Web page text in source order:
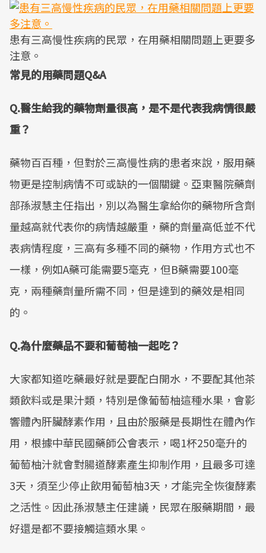
患有三高慢性疾病的民眾，在用藥相關問題上更要多
注意。
常見的用藥問題Q&A
Q.醫生給我的藥物劑量很高，是不是代表我病情很嚴
重？
藥物百百種，但對於三高慢性病的患者來說，服用藥
物更是控制病情不可或缺的一個關鍵。亞東醫院藥劑
部孫淑慧主任指出，別以為醫生拿給你的藥物所含劑
量越高就代表你的病情越嚴重，藥的劑量高低並不代
表病情程度，三高有多種不同的藥物，作用方式也不
一樣，例如A藥可能需要5毫克，但B藥需要100毫
克，兩種藥劑量所需不同，但是達到的藥效是相同
的。
Q.為什麼藥品不要和葡萄柚一起吃？
大家都知道吃藥最好就是要配白開水，不要配其他茶
類飲料或是果汁類，特別是像葡萄柚這種水果，會影
響體內肝臟酵素作用，且由於服藥是長期性在體內作
用，根據中華民國藥師公會表示，喝1杯250毫升的
葡萄柚汁就會對腸道酵素產生抑制作用，且最多可達
3天，須至少停止飲用葡萄柚3天，才能完全恢復酵素
之活性。因此孫淑慧主任建議，民眾在服藥期間，最
好還是都不要接觸這類水果。